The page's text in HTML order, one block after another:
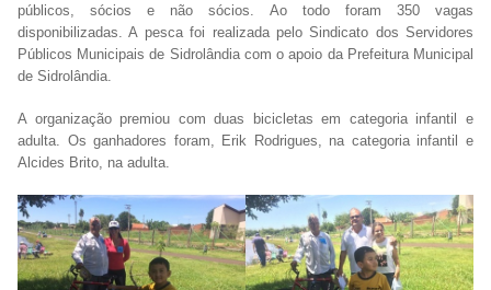
públicos, sócios e não sócios. Ao todo foram 350 vagas
disponibilizadas. A pesca foi realizada pelo Sindicato dos Servidores
Públicos Municipais de Sidrolândia com o apoio da Prefeitura Municipal
de Sidrolândia.
A organização premiou com duas bicicletas em categoria infantil e
adulta. Os ganhadores foram, Erik Rodrigues, na categoria infantil e
Alcides Brito, na adulta.